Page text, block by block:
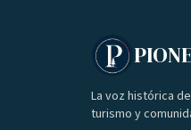
La voz histórica
turismo y